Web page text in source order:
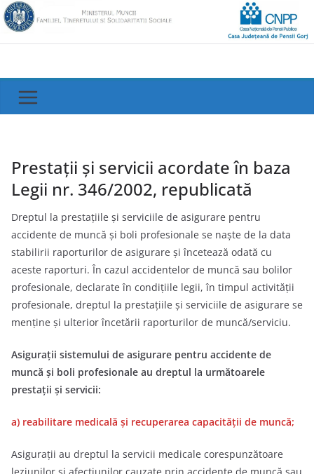
Skip
to
content
Prestații și servicii acordate în baza
Legii nr. 346/2002, republicată
Dreptul la prestaţiile şi serviciile de asigurare pentru
accidente de muncă şi boli profesionale se naşte de la data
stabilirii raporturilor de asigurare şi încetează odată cu
aceste raporturi. În cazul accidentelor de muncă sau bolilor
profesionale, declarate în condiţiile legii, în timpul activităţii
profesionale, dreptul la prestaţiile şi serviciile de asigurare se
menţine şi ulterior încetării raporturilor de muncă/serviciu.
Asiguraţii sistemului de asigurare pentru accidente de
muncă şi boli profesionale au dreptul la următoarele
prestaţii şi servicii:
a) reabilitare medicală şi recuperarea capacităţii de muncă;
Asiguraţii au dreptul la servicii medicale corespunzătoare